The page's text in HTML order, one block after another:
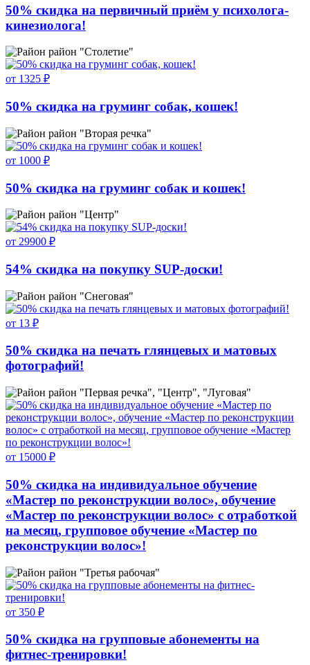
50% скидка на первичный приём у психолога-
кинезиолога!
район "Столетие"
от 1325 ₽
50% скидка на груминг собак, кошек!
район "Вторая речка"
от 1000 ₽
50% скидка на груминг собак и кошек!
район "Центр"
от 29900 ₽
54% скидка на покупку SUP-доски!
район "Снеговая"
от 13 ₽
50% скидка на печать глянцевых и матовых
фотографий!
район "Первая речка", "Центр", "Луговая"
от 15000 ₽
50% скидка на индивидуальное обучение
«Мастер по реконструкции волос», обучение
«Мастер по реконструкции волос» с отработкой
на месяц, групповое обучение «Мастер по
реконструкции волос»!
район "Третья рабочая"
от 350 ₽
50% скидка на групповые абонементы на
фитнес-тренировки!